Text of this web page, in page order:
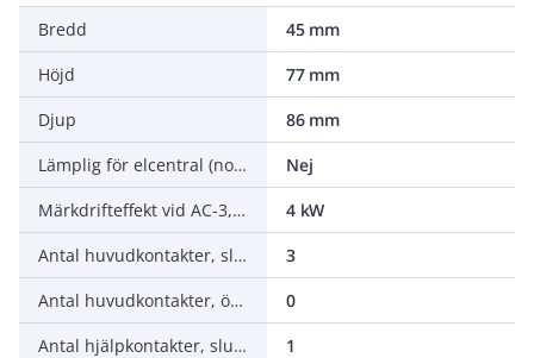
Bredd
45 mm
Höjd
77 mm
Djup
86 mm
Lämplig för elcentral (normutförande)
Nej
Märkdrifteffekt vid AC-3, 400 V
4 kW
Antal huvudkontakter, slutande (NO - normalt öppna)
3
Antal huvudkontakter, öppnande (NC - normalt stängda)
0
Antal hjälpkontakter, slutande (NO - normalt öppna)
1